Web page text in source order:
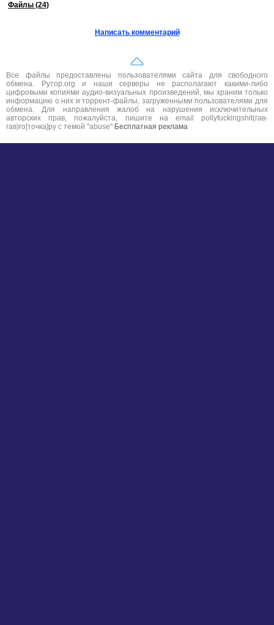
Файлы (24)
Написать комментарий
Все файлы предоставлены пользователями сайта для свободного
обмена. Рутор.org и наши серверы не располагают какими-либо
цифровыми копиями аудио-визуальных произведений, мы храним только
информацию о них и торрент-файлы, загруженными пользователями для
обмена. Для направления жалоб на нарушения исключительных
авторских прав, пожалуйста, пишите на email pollyfuckingshit(гав-
гав)ro[точка]ру с темой "abuse" Бесплатная реклама